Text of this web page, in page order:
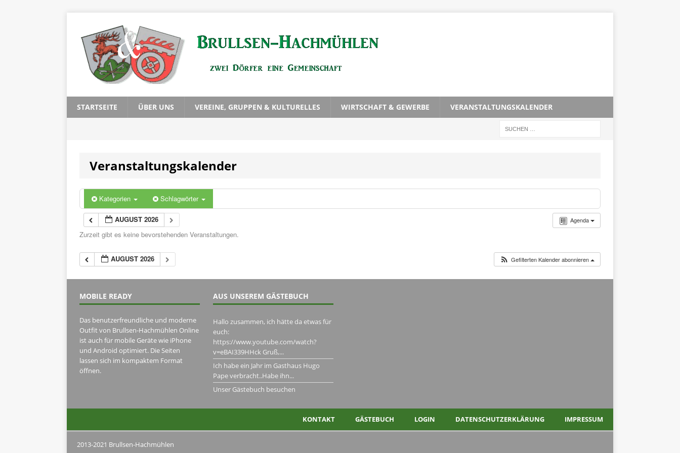
STARTSEITE ÜBER UNS VEREINE, GRUPPEN & KULTURELLES WIRTSCHAFT & GEWERBE VERANSTALTUNGSKALENDER
Veranstaltungskalender
Kategorien Schlagwörter
Agenda
AUGUST 2026
Zurzeit gibt es keine bevorstehenden Veranstaltungen.
AUGUST 2026 Gefilterten Kalender abonnieren
MOBILE READY
Das benutzerfreundliche und moderne
Outfit von Brullsen-Hachmühlen Online
ist auch für mobile Geräte wie iPhone
und Android optimiert. Die Seiten
lassen sich im kompaktem Format
öffnen.
AUS UNSEREM GÄSTEBUCH
Hallo zusammen, ich hätte da etwas für
euch:
https://www.youtube.com/watch?
v=eBAI339HHck Gruß,...
Ich habe ein Jahr im Gasthaus Hugo
Pape verbracht..Habe ihn...
Unser Gästebuch besuchen
KONTAKT GÄSTEBUCH LOGIN DATENSCHUTZERKLÄRUNG IMPRESSUM
2013-2021 Brullsen-Hachmühlen